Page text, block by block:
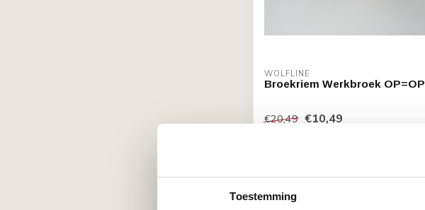
Toestemming
WOLFLINE
Broekriem Werkbroek OP=OP
€20,49 €10,49